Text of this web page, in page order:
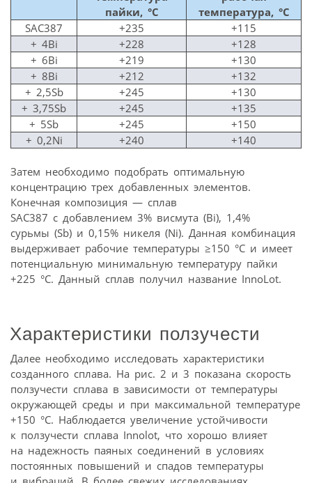
пайки, °С
температура, °С
SAC387
+235
+115
+ 4Bi
+228
+128
+ 6Bi
+219
+130
+ 8Bi
+212
+132
+ 2,5Sb
+245
+130
+ 3,75Sb
+245
+135
+ 5Sb
+245
+150
+ 0,2Ni
+240 +140
Затем необходимо подобрать оптимальную
концентрацию трех добавленных элементов.
Конечная композиция — сплав
SAC387 с добавлением 3% висмута (Bi), 1,4%
сурьмы (Sb) и 0,15% никеля (Ni). Данная комбинация
выдерживает рабочие температуры ≥150 °C и имеет
потенциальную минимальную температуру пайки
+225 °C. Данный сплав получил название InnoLot.
Характеристики ползучести
Далее необходимо исследовать характеристики
созданного сплава. На рис. 2 и 3 показана скорость
ползучести сплава в зависимости от температуры
окружающей среды и при максимальной температуре
+150 °C. Наблюдается увеличение устойчивости
к ползучести сплава Innolot, что хорошо влияет
на надежность паяных соединений в условиях
постоянных повышений и спадов температуры